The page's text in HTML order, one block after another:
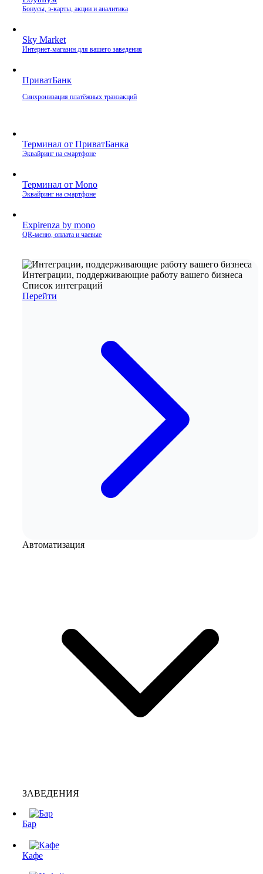
Бонусы, э‑карты, акции и аналитика
Sky Market
Интернет‑магазин для вашего заведения
ПриватБанк
Синхронизация платёжных транзакций
Терминал от ПриватБанка
Эквайринг на смартфоне
Терминал от Mono
Эквайринг на смартфоне
Expirenza by mono
QR‑меню, оплата и чаевые
Интеграции, поддерживающие работу вашего бизнеса
Список интеграций
Перейти
Автоматизация
ЗАВЕДЕНИЯ
Бар
Кафе